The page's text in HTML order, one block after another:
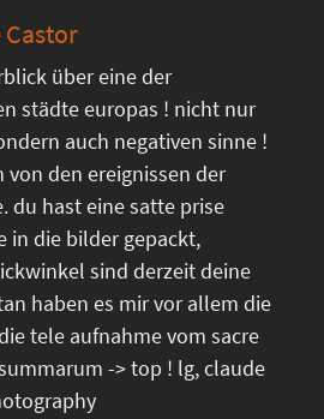
über eine der
städte europas ! nicht nur
auch negativen sinne !
den ereignissen der
du hast eine satte prise
in die bilder gepackt,
sind derzeit deine
haben es mir vor allem die
tele aufnahme vom sacre
-> top ! lg, claude